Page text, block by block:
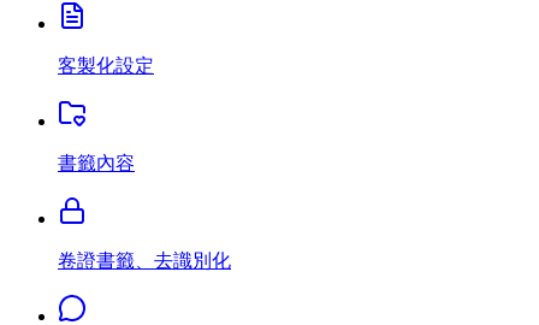
客製化設定
書籤內容
卷證書籤、去識別化